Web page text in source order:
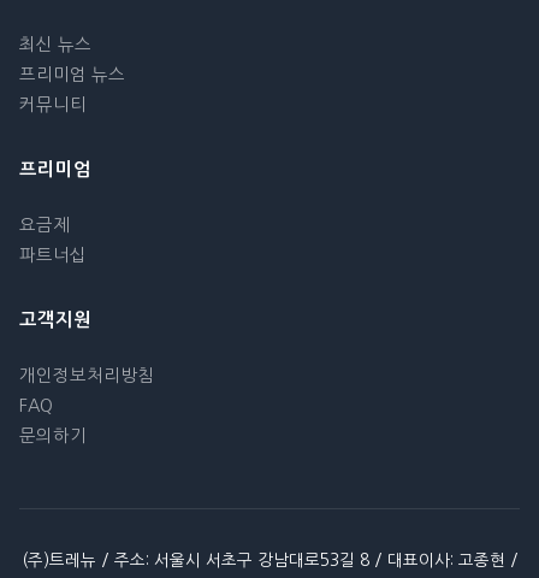
최신 뉴스
프리미엄 뉴스
커뮤니티
프리미엄
요금제
파트너십
고객지원
개인정보처리방침
FAQ
문의하기
(주)트레뉴 / 주소: 서울시 서초구 강남대로53길 8 / 대표이사: 고종현 /